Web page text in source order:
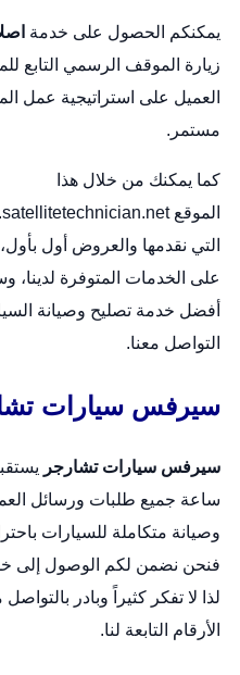
يمكنكم الحصول على خدمة
زيارة الموقف الرسمي
العميل على استراتيجية عمل
مستمر.
كما يمكنك من خلال هذا
الموقع
التي نقدمها والعروض أول
على الخدمات المتوفرة
أفضل خدمة تصليح وصيانة
التواصل معنا.
سيرفس سيارات
سيرفس سيارات تشارجر
ساعة جميع طلبات ورسائل
وصيانة متكاملة للسيارات
فنحن نضمن لكم الوصول إلى
لذا لا تفكر كثيراً وبادر
الأرقام التابعة لنا.